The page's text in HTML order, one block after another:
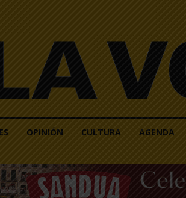
OPINIÓN CULTURA AGENDA